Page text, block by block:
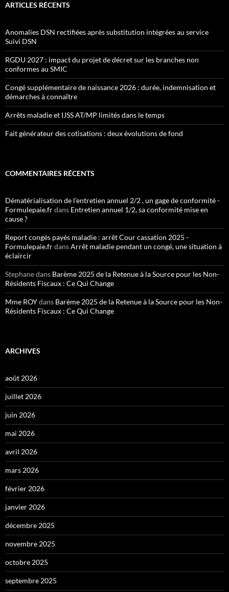
ARTICLES RÉCENTS
Anomalies DSN rectifiées après substitution intégrées au service
Suivi DSN
RGDU 2027 : impact du projet de décret sur les branches non
conformes au SMIC
Congé supplémentaire de naissance 2026 : durée, indemnisation et
démarches à connaître
Arrêts maladie et IJSS AT/MP limités dans le temps
Fait générateur des cotisations : deux évolutions de fond
COMMENTAIRES RÉCENTS
Dématérialisation de l'entretien annuel 2/2 , un gage de conformité -
Formulepaie.frdans Entretien annuel 1/2, sa conformité mise en
cause ?
Report congés payés maladie : arrêt Cour cassation 2025 -
Formulepaie.frdansArrêt maladie pendant un congé, une situation à
éclaircir
Stephanedans Barème 2025 de la Retenue à la Source pour les Non-
Résidents Fiscaux : Ce Qui Change
Mme ROYdans Barème 2025 de la Retenue à la Source pour les Non-
Résidents Fiscaux : Ce Qui Change
ARCHIVES
août 2026
juillet 2026
juin 2026
mai 2026
avril 2026
mars 2026
février 2026
janvier 2026
décembre 2025
novembre 2025
octobre 2025
septembre 2025